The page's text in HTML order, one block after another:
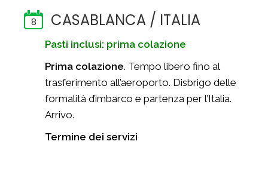
8 CASABLANCA / ITALIA
Pasti inclusi: prima colazione
Prima colazione. Tempo libero fino al
trasferimento all’aeroporto. Disbrigo delle
formalità d’imbarco e partenza per l’Italia.
Arrivo.
Termine dei servizi